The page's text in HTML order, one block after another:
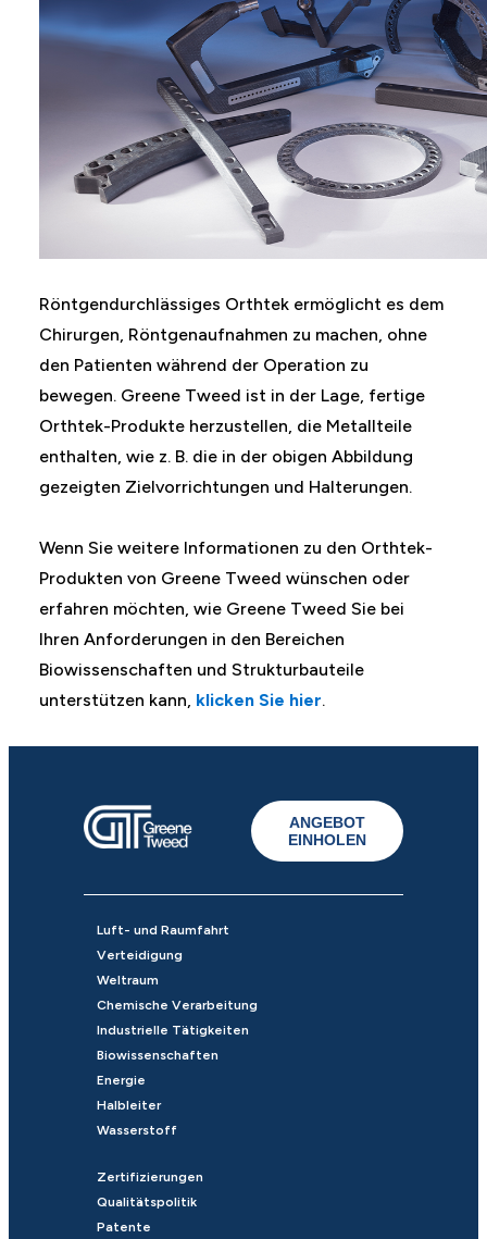
Röntgendurchlässiges Orthtek ermöglicht es dem
Chirurgen, Röntgenaufnahmen zu machen, ohne
den Patienten während der Operation zu
bewegen. Greene Tweed ist in der Lage, fertige
Orthtek-Produkte herzustellen, die Metallteile
enthalten, wie z. B. die in der obigen Abbildung
gezeigten Zielvorrichtungen und Halterungen.
Wenn Sie weitere Informationen zu den Orthtek-
Produkten von Greene Tweed wünschen oder
erfahren möchten, wie Greene Tweed Sie bei
Ihren Anforderungen in den Bereichen
Biowissenschaften und Strukturbauteile
unterstützen kann, klicken Sie hier.
ANGEBOT
EINHOLEN
Luft- und Raumfahrt
Verteidigung
Weltraum
Chemische Verarbeitung
Industrielle Tätigkeiten
Biowissenschaften
Energie
Halbleiter
Wasserstoff
Zertifizierungen
Qualitätspolitik
Patente